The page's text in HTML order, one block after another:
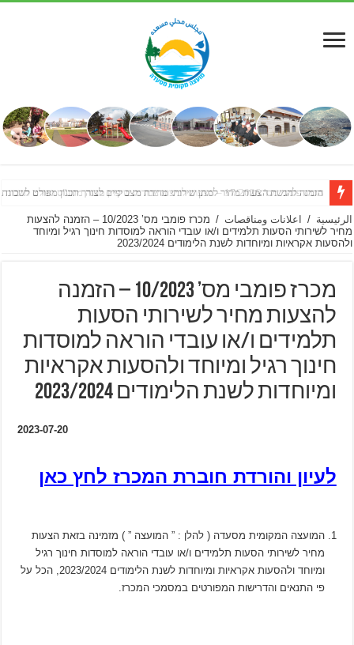
הזמנה להגשת הצעות מחיר למתן שירותי מדידת מצב קיים לצורך תכנון מפורט
מכרז פומבי מס’ 17/2026 – הצעות לביצוע עבודות שיפוץ מבנה מתנ”ס ואולם תרבות
الرئيسية / اعلانات ومناقصات /
מכרז פומבי מס’ 10/2023 – הזמנה להצעות
מחיר לשירותי הסעות תלמידים ו/או עובדי הוראה למוסדות חינוך רגיל ומיוחד
ולהסעות אקראיות ומיוחדות לשנת הלימודים 2023/2024
מכרז פומבי מס’ 10/2023 – הזמנה
להצעות מחיר לשירותי הסעות
תלמידים ו/או עובדי הוראה למוסדות
חינוך רגיל ומיוחד ולהסעות אקראיות
ומיוחדות לשנת הלימודים 2023/2024
2023-07-20
לעיון והורדת חוברת המכרז לחץ כאן
המועצה המקומית מסעדה ( להלן : ” המועצה ” ) מזמינה בזאת הצעות
מחיר לשירותי הסעות תלמידים ו/או עובדי הוראה למוסדות חינוך רגיל
ומיוחד ולהסעות אקראיות ומיוחדות לשנת הלימודים 2023/2024, הכל על
פי התנאים והדרישות המפורטים במסמכי המכרז.